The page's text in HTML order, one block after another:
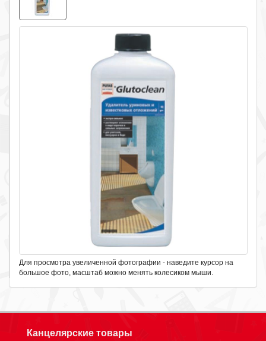
Для просмотра увеличенной фотографии - наведите курсор на
большое фото, масштаб можно менять колесиком мыши.
Канцелярские товары